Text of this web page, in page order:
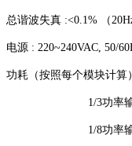
总谐波失真 :<0.1% （
电源 : 220~240VAC, 50/
功耗（按照每个模块计算
1/3功率输出时（
1/8功率输出时（